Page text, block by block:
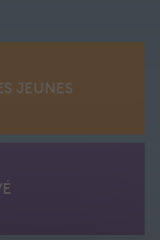
JEUNES